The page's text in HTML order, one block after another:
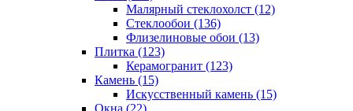
Малярный стеклохолст (12)
Стеклообои (136)
Флизелиновые обои (13)
Плитка (123)
Керамогранит (123)
Камень (15)
Искусственный камень (15)
Окна (22)